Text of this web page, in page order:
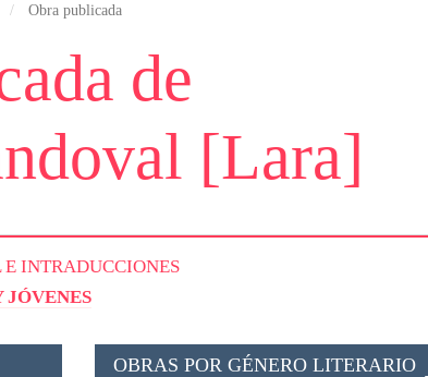
Obra publicada
de
[Lara]
INTRADUCCIONES
JÓVENES
OBRAS POR GÉNERO LITERARIO